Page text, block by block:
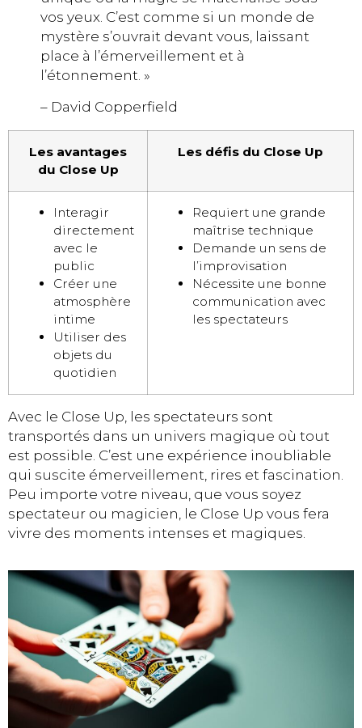
vos yeux. C’est comme si un monde de
mystère s’ouvrait devant vous, laissant
place à l’émerveillement et à
l’étonnement. »
– David Copperfield
Les avantages
du Close Up
Les défis du Close Up
Interagir
directement
avec le
public
Créer une
atmosphère
intime
Utiliser des
objets du
quotidien
Requiert une grande
maîtrise technique
Demande un sens de
l’improvisation
Nécessite une bonne
communication avec
les spectateurs
Avec le Close Up, les spectateurs sont
transportés dans un univers magique où tout
est possible. C’est une expérience inoubliable
qui suscite émerveillement, rires et fascination.
Peu importe votre niveau, que vous soyez
spectateur ou magicien, le Close Up vous fera
vivre des moments intenses et magiques.